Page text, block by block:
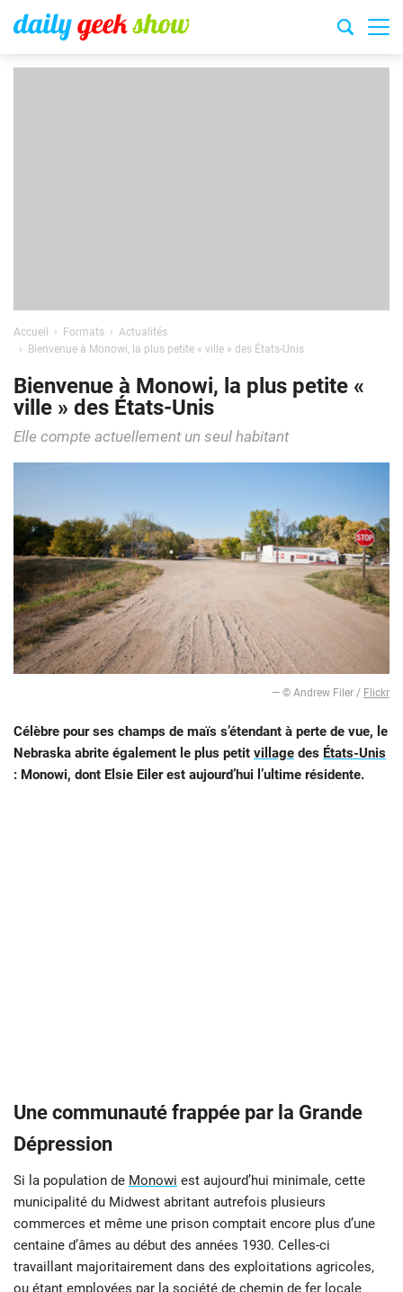
Accueil Formats
Actualités
Bienvenue à Monowi, la plus petite « ville » des États-Unis
Bienvenue à Monowi, la plus petite «
ville » des États-Unis
Elle compte actuellement un seul habitant
— © Andrew Filer / Flickr
Célèbre pour ses champs de maïs s’étendant à perte de vue, le
Nebraska abrite également le plus petit village des États-Unis
: Monowi, dont Elsie Eiler est aujourd’hui l’ultime résidente.
Une communauté frappée par la Grande
Dépression
Si la population de Monowi est aujourd’hui minimale, cette
municipalité du Midwest abritant autrefois plusieurs
commerces et même une prison comptait encore plus d’une
centaine d’âmes au début des années 1930. Celles-ci
travaillant majoritairement dans des exploitations agricoles,
ou étant employées par la société de chemin de fer locale